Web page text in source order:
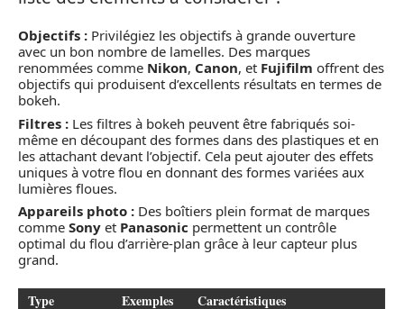
Objectifs : Privilégiez les objectifs à grande ouverture
avec un bon nombre de lamelles. Des marques
renommées comme Nikon, Canon, et Fujifilm offrent des
objectifs qui produisent d’excellents résultats en termes de
bokeh.
Filtres : Les filtres à bokeh peuvent être fabriqués soi-
même en découpant des formes dans des plastiques et en
les attachant devant l’objectif. Cela peut ajouter des effets
uniques à votre flou en donnant des formes variées aux
lumières floues.
Appareils photo : Des boîtiers plein format de marques
comme Sony et Panasonic permettent un contrôle
optimal du flou d’arrière-plan grâce à leur capteur plus
grand.
Type Exemples Caractéristiques